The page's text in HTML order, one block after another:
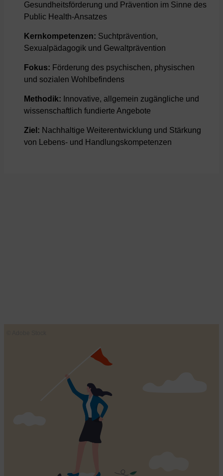
Gesundheitsförderung und Prävention im Sinne des
Public Health-Ansatzes
Kernkompetenzen: Suchtprävention,
Sexualpädagogik und Gewaltprävention
Fokus: Förderung des psychischen, physischen
und sozialen Wohlbefindens
Methodik: Innovative, allgemein zugängliche und
wissenschaftlich fundierte Angebote
Ziel: Nachhaltige Weiterentwicklung und Stärkung
von Lebens- und Handlungskompetenzen